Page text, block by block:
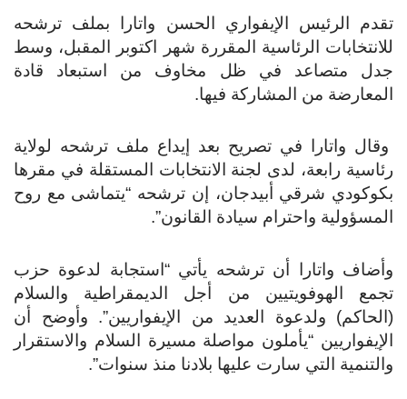
تقدم الرئيس الإيفواري الحسن واتارا بملف ترشحه
للانتخابات الرئاسية المقررة شهر اكتوبر المقبل، وسط
جدل متصاعد في ظل مخاوف من استبعاد قادة
المعارضة من المشاركة فيها.
وقال واتارا في تصريح بعد إيداع ملف ترشحه لولاية
رئاسية رابعة، لدى لجنة الانتخابات المستقلة في مقرها
بكوكودي شرقي أبيدجان، إن ترشحه “يتماشى مع روح
المسؤولية واحترام سيادة القانون”.
وأضاف واتارا أن ترشحه يأتي “استجابة لدعوة حزب
تجمع الهوفويتيين من أجل الديمقراطية والسلام
(الحاكم) ولدعوة العديد من الإيفواريين”. وأوضح أن
الإيفواريين “يأملون مواصلة مسيرة السلام والاستقرار
والتنمية التي سارت عليها بلادنا منذ سنوات”.